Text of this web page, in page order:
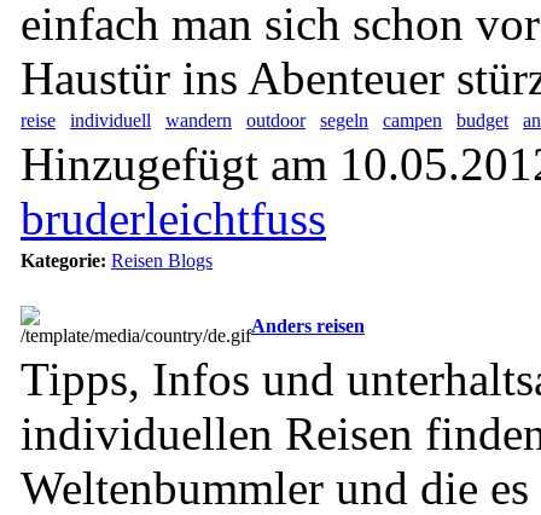
einfach man sich schon
Haustür ins Abenteuer
reise individuell wandern outdoor segeln campen budget
Hinzugefügt am
bruderleichtfuss
Kategorie: Reisen Blogs
Anders reisen
Tipps, Infos und
individuellen Reisen
Weltenbummler und die